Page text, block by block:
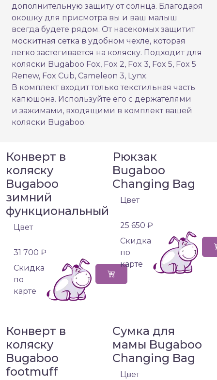
дополнительную защиту от солнца. Благодаря
окошку для присмотра вы и ваш малыш
всегда будете рядом. От насекомых защитит
москитная сетка в удобном чехле, которая
легко застегивается на коляску. Подходит для
коляски Bugaboo Fox, Fox 2, Fox 3, Fox 5, Fox 5
Renew, Fox Cub, Cameleon 3, Lynx.
В комплект входит только текстильная часть
капюшона. Используйте его с держателями
и зажимами, входящими в комплект вашей
коляски Bugaboo.
Конверт в
коляску
Bugaboo
зимний
функциональный
Цвет
31 700 ₽
Cкидка
по
карте
Рюкзак
Bugaboo
Changing Bag
Цвет
25 650 ₽
Cкидка
по
карте
Конверт в
коляску
Bugaboo
footmuff
Сумка для
мамы Bugaboo
Changing Bag
Цвет